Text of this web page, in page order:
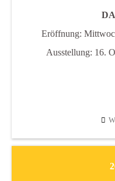
Eröffnung:
Ausstellung: 16.